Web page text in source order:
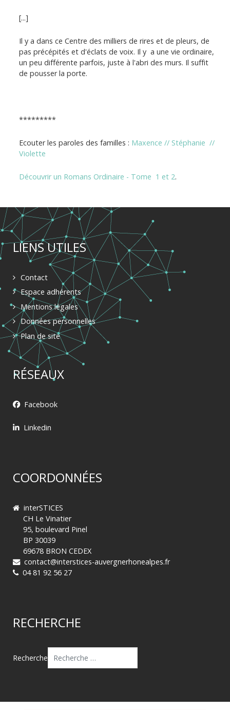
[...]
Il y a dans ce Centre des milliers de rires et de pleurs, de
pas précépités et d'éclats de voix. Il y a une vie ordinaire,
un peu différente parfois, juste à l'abri des murs. Il suffit
de pousser la porte.
*********
Ecouter les paroles des familles : Maxence // Stéphanie //
Violette
Découvrir un Romans Ordinaire - Tome 1 et 2.
LIENS UTILES
Contact
Espace adhérents
Mentions légales
Données personnelles
Plan de site
RÉSEAUX
Facebook
Linkedin
COORDONNÉES
interSTICES
CH Le Vinatier
95, boulevard Pinel
BP 30039
69678 BRON CEDEX
contact@interstices-auvergnerhonealpes.fr
04 81 92 56 27
RECHERCHE
Recherche